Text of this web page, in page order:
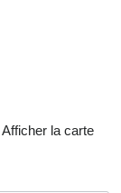
Afficher la carte